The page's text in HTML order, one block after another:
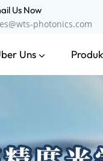
Us Now
photonics.com
Uns